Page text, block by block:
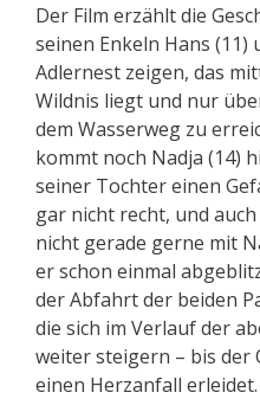
Der Film erzählt die
seinen Enkeln Hans (11)
Adlernest zeigen, das
Wildnis liegt und nur
dem Wasserweg zu
kommt noch Nadja (14)
seiner Tochter einen
gar nicht recht, und
nicht gerade gerne mit
er schon einmal
der Abfahrt der beiden
die sich im Verlauf der
weiter steigern – bis der
einen Herzanfall erleidet.